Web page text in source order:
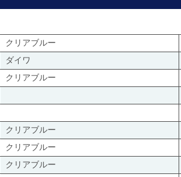
クリアブルー
ダイワ
クリアブルー
クリアブルー
クリアブルー
クリアブルー